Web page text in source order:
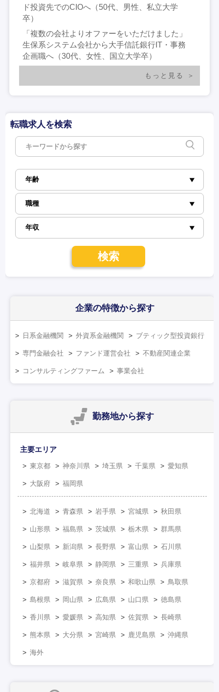
ド投資先でのCIOへ（50代、男性、私立大学
卒）
「複数の会社よりオファーをいただけました」
生保系システム会社から大手信託銀行IT・事務
企画職へ（30代、女性、国立大学卒）
もっと見る
転職求人を検索
検索
企業の特徴から探す
日系金融機関 外資系金融機関 ブティック型投資銀行
専門金融会社 ファンド運営会社 不動産関連企業
コンサルティングファーム 事業会社
勤務地から探す
主要エリア
東京都 神奈川県 埼玉県 千葉県 愛知県
大阪府 福岡県
北海道 青森県 岩手県 宮城県 秋田県
山形県 福島県 茨城県 栃木県 群馬県
山梨県 新潟県 長野県 富山県 石川県
福井県 岐阜県 静岡県 三重県 兵庫県
京都府 滋賀県 奈良県 和歌山県 鳥取県
島根県 岡山県 広島県 山口県 徳島県
香川県 愛媛県 高知県 佐賀県 長崎県
熊本県 大分県 宮崎県 鹿児島県 沖縄県
海外